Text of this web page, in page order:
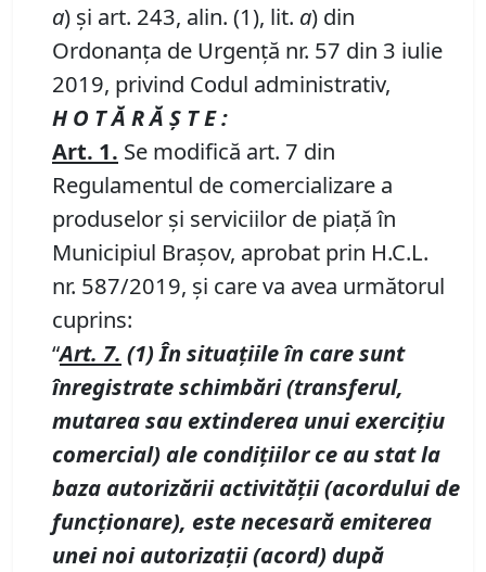
a) și art. 243, alin. (1), lit. a) din
Ordonanța de Urgență nr. 57 din 3 iulie
2019, privind Codul administrativ,
H O T Ă R Ă Ş T E :
Art. 1. Se modifică art. 7 din
Regulamentul de comercializare a
produselor și serviciilor de piață în
Municipiul Braşov, aprobat prin H.C.L.
nr. 587/2019, şi care va avea următorul
cuprins:
“Art. 7. (1)Însituaţiile în care sunt
înregistrate schimbări (transferul,
mutarea sau extinderea unui exerciţiu
comercial) ale condiţiilor ce au stat la
baza autorizării activităţii(acordului de
funcționare), este necesară emiterea
unei noi autorizaţii(acord) după